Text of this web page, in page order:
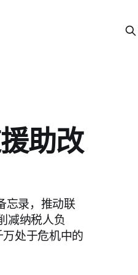
助改
忘录，推动联
减纳税人负
处于危机中的